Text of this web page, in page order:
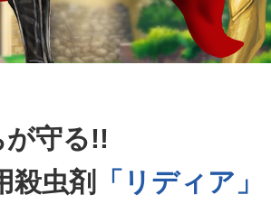
が守る!!
殺虫剤 「リディア」